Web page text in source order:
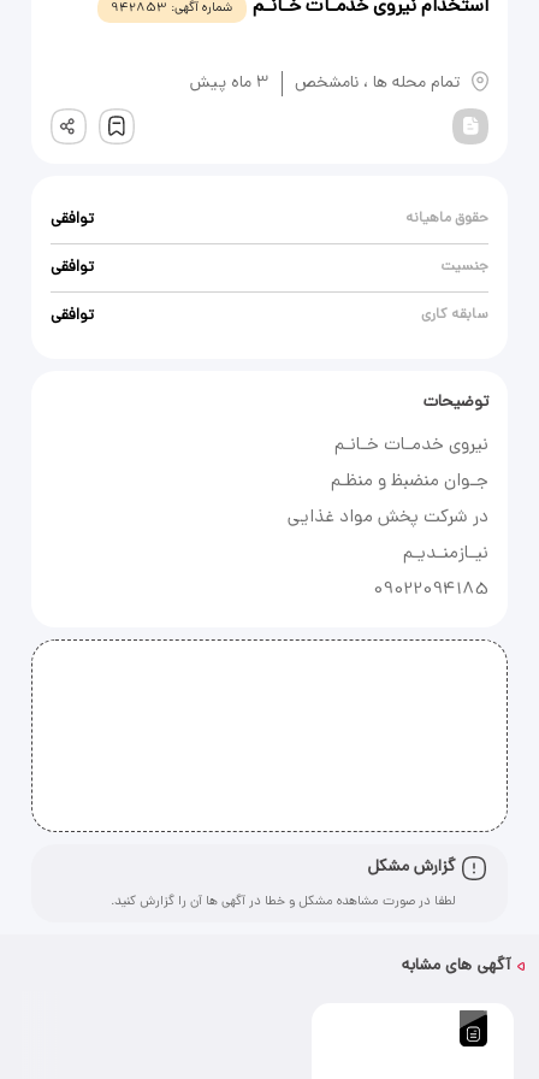
استخدام نیروی خدمـات خـانـم شماره آگهی: 942853
تمام محله ها ، نامشخص 3 ماه پیش
یادداشت
ثبت
حقوق ماهیانه توافقی
جنسیت توافقی
سابقه کاری توافقی
توضیحات
09022094185
گزارش مشکل
لطفا در صورت مشاهده مشکل و خطا در آگهی ها آن را گزارش کنید.
آگهی های مشابه